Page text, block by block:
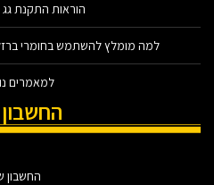
הוראות התקנת
למה מומלץ להשתמש בחומרי ברזל
למאמרים
החשבון